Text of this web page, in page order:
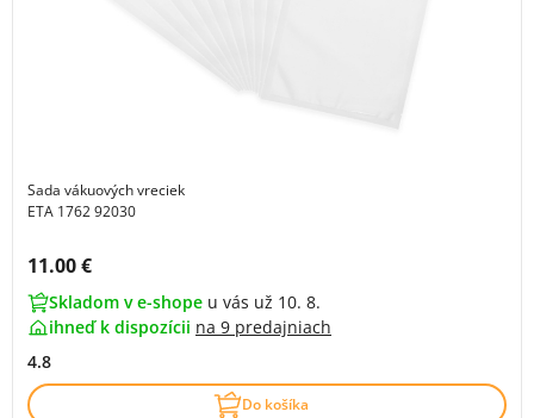
Sada vákuových vreciek
ETA 1762 92030
Cena s DPH:
11.00 €
Skladom v e-shope u vás už 10. 8.
ihneď k dispozícii na 9 predajniach
4.8
Do košíka